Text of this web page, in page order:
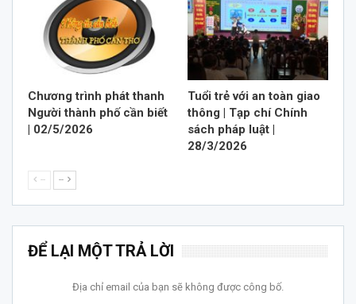
Chương trình phát thanh
Người thành phố cần biết
| 02/5/2026
Tuổi trẻ với an toàn giao
thông | Tạp chí Chính
sách pháp luật |
28/3/2026
-- --
ĐỂ LẠI MỘT TRẢ LỜI
Địa chỉ email của bạn sẽ không được công bố.